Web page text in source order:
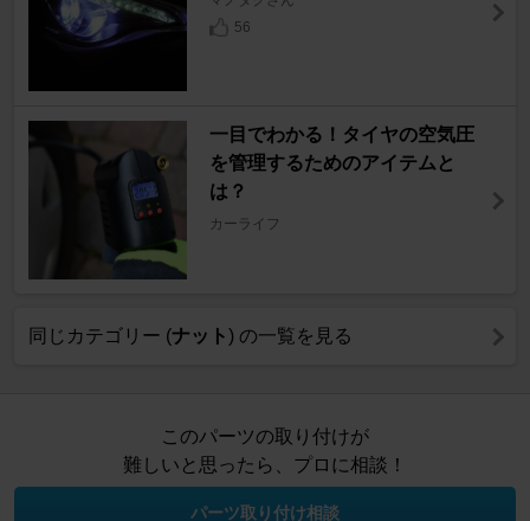
56
一目でわかる！タイヤの空気圧
を管理するためのアイテムと
は？
カーライフ
同じカテゴリー (ナット) の一覧を見る
このパーツの取り付けが
難しいと思ったら、プロに相談！
パーツ取り付け相談